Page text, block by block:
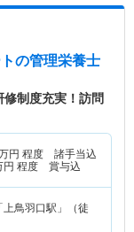
の管理栄養士
制度充実！訪問
円 程度 諸手当込
円 程度 賞与込
鳥羽口駅」（徒